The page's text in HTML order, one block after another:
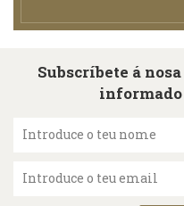
Subscríbete á
informado
Introduce o teu nome
Introduce o teu email